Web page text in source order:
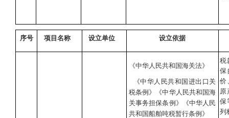
序号 项目名称 设立单位 设立依据
《中华人民共和国海关法》
《中华人民共和国进出口关
税条例》《中华人民共和国海
关事务担保条例》《中华人民
共和国船舶吨税暂行条例》
税
保
价
原
保
列